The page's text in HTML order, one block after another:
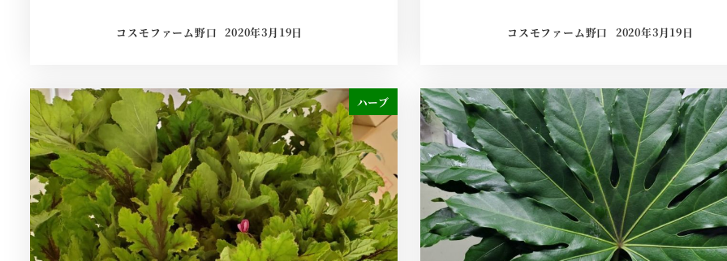
コスモファーム野口 2020年3月19日 コスモファーム野口 2020年3月19日
ハーブ